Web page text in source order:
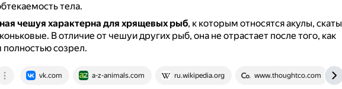
тела.
чешуя характерна для хрящевых рыб, к которым относятся акулы, скаты
В отличие от чешуи других рыб, она не отрастает после того, как
полностью созрел.
vk.com a-z-animals.com ru.wikipedia.org www.thoughtco.com